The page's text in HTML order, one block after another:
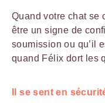
Quand votre chat se
être un signe de
soumission ou qu’il
quand Félix dort les
Il se sent en